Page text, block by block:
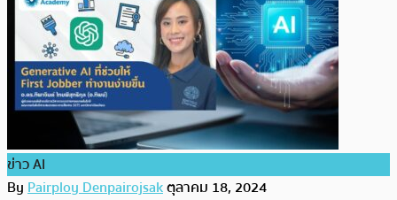
ข่าว AI
ByPairploy Denpairojsakตุลาคม 18, 2024